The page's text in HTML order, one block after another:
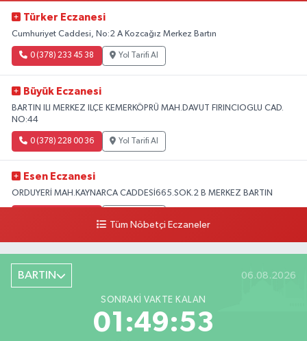
Türker Eczanesi
Cumhuriyet Caddesi, No:2 A Kozcağız Merkez Bartın
0 (378) 233 45 38 Yol Tarifi Al
Büyük Eczanesi
BARTIN ILI MERKEZ ILÇE KEMERKÖPRÜ MAH.DAVUT FIRINCIOGLU CAD.
NO:44
0 (378) 228 00 36 Yol Tarifi Al
Esen Eczanesi
ORDUYERİ MAH.KAYNARCA CADDESİ665.SOK.2 B MERKEZ BARTIN
Şiremirçavuş Mahallesi, Kırıkçı Zeliha Ana Sokak No:20 8 Merkez Bartın
0 (378) 227 85 45
Tüm Nöbetçi Eczaneler
BARTIN 06.08.2026
SONRAKI VAKTE KALAN
01:49:51